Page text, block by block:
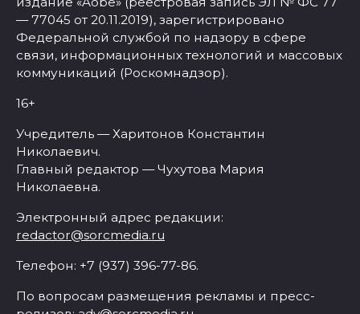
— 77045 от 20.11.2019), зарегистрировано
Федеральной службой по надзору в сфере
связи, информационных технологий и массовых
коммуникаций (Роскомнадзор).
16+
Учредитель — Харитонов Константин
Николаевич.
Главный редактор — Чухутова Мария
Николаевна.
Электронный адрес редакции:
redactor@sorcmedia.ru
Телефон: +7 (937) 396-77-86.
По вопросам размещения рекламы и пресс-